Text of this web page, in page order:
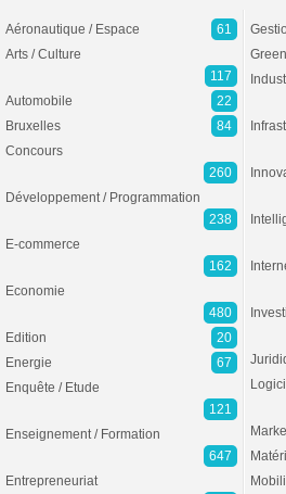
Aéronautique / Espace
61
Arts / Culture
117
Automobile
22
Bruxelles
84
Concours
260
Développement / Programmation
238
E-commerce
162
Economie
480
Edition
20
Energie
67
Enquête / Etude
121
Enseignement / Formation
647
Entrepreneuriat